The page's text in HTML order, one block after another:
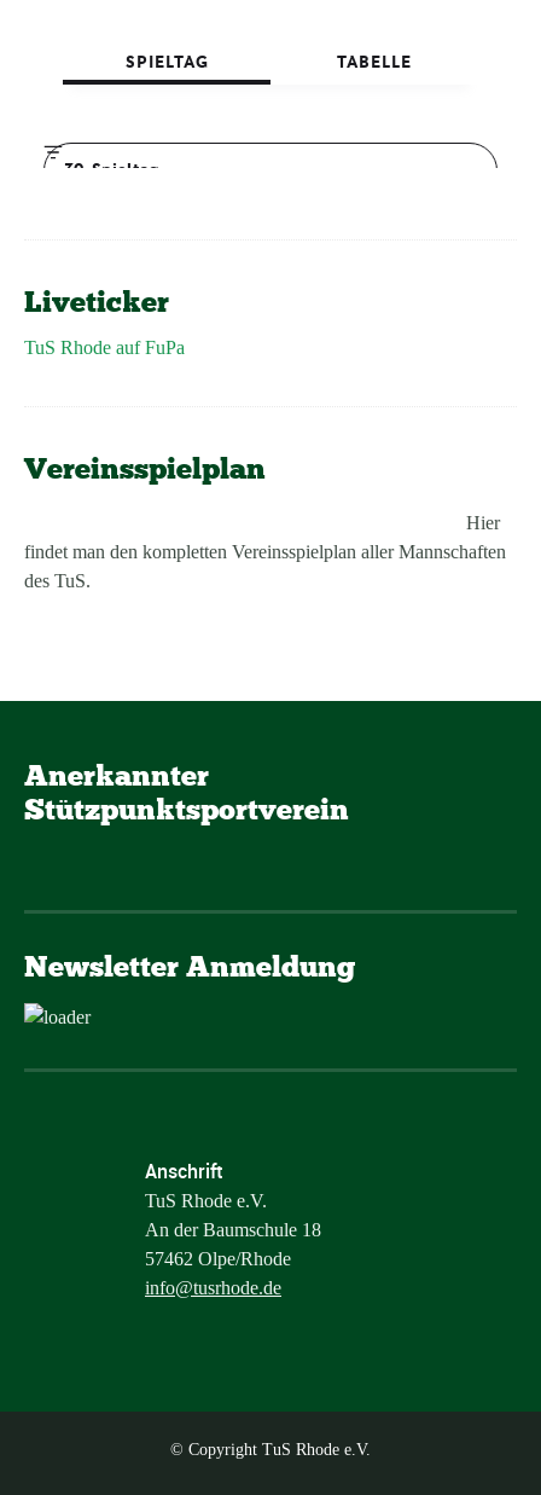
Liveticker
TuS Rhode auf FuPa
Vereinsspielplan
Hier
findet man den kompletten Vereinsspielplan aller Mannschaften
des TuS.
Anerkannter
Stützpunktsportverein
Newsletter Anmeldung
Anschrift
TuS Rhode e.V.
An der Baumschule 18
57462 Olpe/Rhode
info@tusrhode.de
© Copyright TuS Rhode e.V.